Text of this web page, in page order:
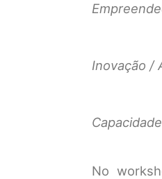
Inovação /
No